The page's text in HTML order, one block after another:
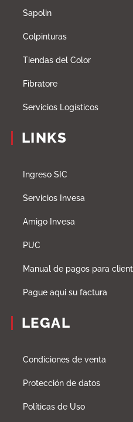
Sapolin
Colpinturas
Tiendas del Color
Fibratore
Servicios Logísticos
LINKS
Ingreso SIC
Servicios Invesa
Amigo Invesa
PUC
Manual de pagos para
Pague aqui su factura
LEGAL
Condiciones de venta
Protección de datos
Políticas de Uso